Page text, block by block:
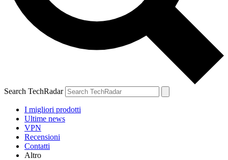
Search TechRadar
I migliori prodotti
Ultime news
VPN
Recensioni
Contatti
Altro